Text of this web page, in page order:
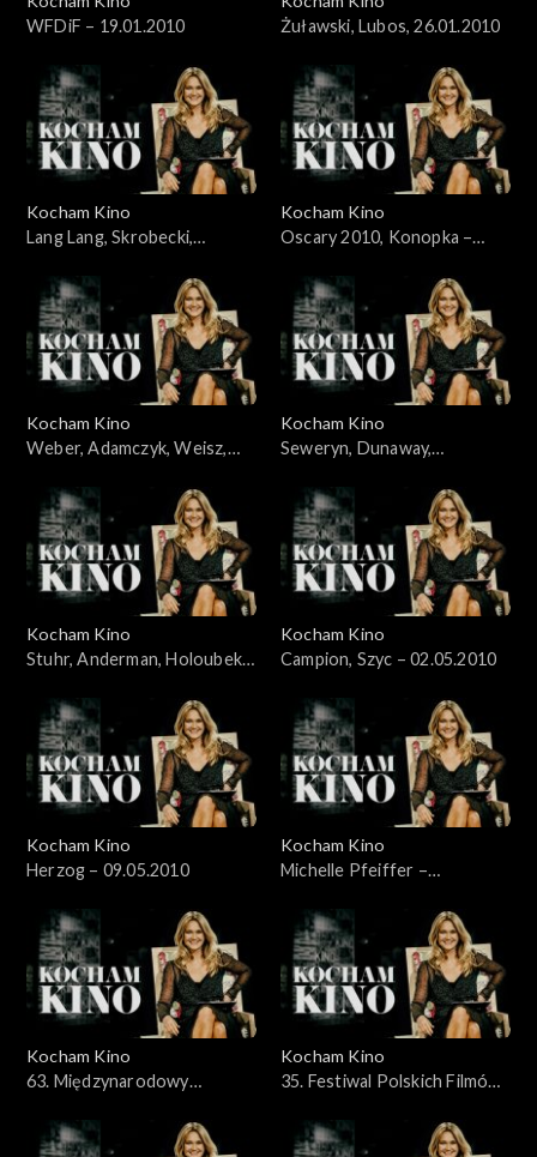
WFDiF – 19.01.2010
Żuławski, Lubos, 26.01.2010
Kocham Kino
Lang Lang, Skrobecki,
Kocham Kino
Oscary 2010, Konopka –
Kocham Kino
Weber, Adamczyk, Weisz,
Kocham Kino
Seweryn, Dunaway,
Kocham Kino
Stuhr, Anderman, Holoubek –
Kocham Kino
Campion, Szyc – 02.05.2010
Kocham Kino
Herzog – 09.05.2010
Kocham Kino
Michelle Pfeiffer –
Kocham Kino
63. Międzynarodowy
2010 - 23.05.2010
Kocham Kino
35. Festiwal Polskich Filmów